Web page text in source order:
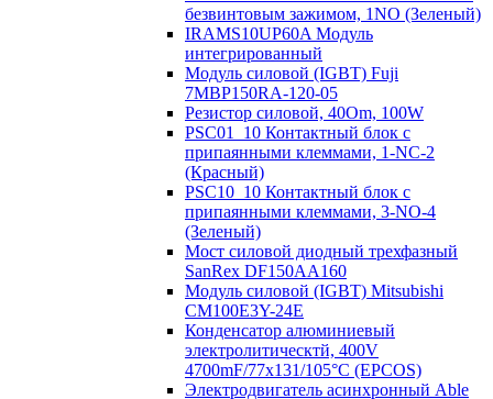
безвинтовым зажимом, 1NO (Зеленый)
IRAMS10UP60A Модуль
интегрированный
Модуль силовой (IGBT) Fuji
7MBP150RA-120-05
Резистор силовой, 40Om, 100W
PSC01_10 Контактный блок с
припаянными клеммами, 1-NC-2
(Красный)
PSC10_10 Контактный блок с
припаянными клеммами, 3-NO-4
(Зеленый)
Мост силовой диодный трехфазный
SanRex DF150AA160
Модуль силовой (IGBT) Mitsubishi
CM100E3Y-24E
Конденсатор алюминиевый
электролитическтй, 400V
4700mF/77x131/105°C (EPCOS)
Электродвигатель асинхронный Able